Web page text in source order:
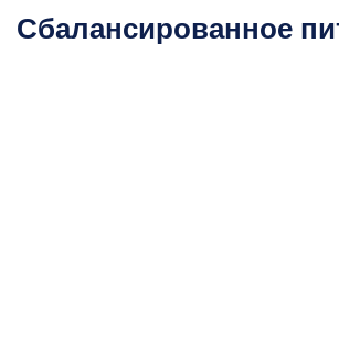
Сбалансированное